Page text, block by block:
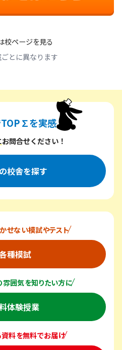
校ページを見る
とに異なります
TOP∑を実感
ップシグマを実感
お問合せください！
校舎を探す
せない模試やテスト
種模試
囲気を知りたい方に
体験授業
料を無料でお届け